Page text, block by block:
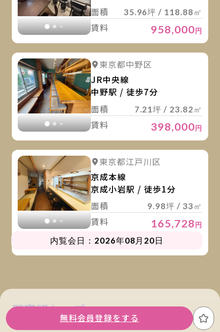
面積
35.96坪 / 118.88㎡
賃料 958,000円
詳細を見る
東京都中野区
JR中央線
中野駅 / 徒歩7分
面積
7.21坪 / 23.82㎡
賃料 398,000円
詳細を見る
東京都江戸川区
京成本線
京成小岩駅 / 徒歩1分
面積
9.98坪 / 33㎡
賃料 165,728円
内覧会日：2026年08月20日
無料会員登録をする お
関東版トップ 関西版トップ